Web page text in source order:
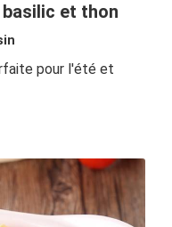
et thon
pour l'été et